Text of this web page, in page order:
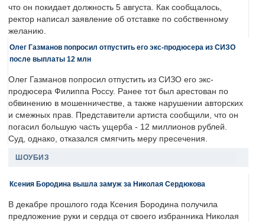
что он покидает должность 5 августа. Как сообщалось,
ректор написал заявление об отставке по собственному
желанию.
Олег Газманов попросил отпустить его экс-продюсера из СИЗО
после выплаты 12 млн
Олег Газманов попросил отпустить из СИЗО его экс-
продюсера Филиппа Россу. Ранее тот был арестован по
обвинению в мошенничестве, а также нарушении авторских
и смежных прав. Представители артиста сообщили, что он
погасил большую часть ущерба - 12 миллионов рублей.
Суд, однако, отказался смягчить меру пресечения.
ШОУБИЗ
Ксения Бородина вышла замуж за Николая Сердюкова
В декабре прошлого года Ксения Бородина получила
предложение руки и сердца от своего избранника Николая